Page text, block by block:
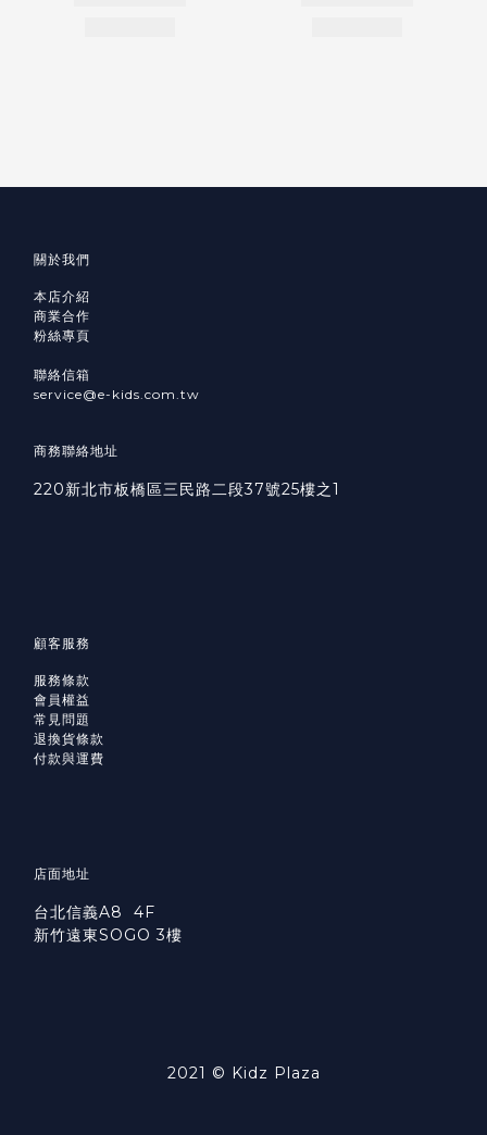
關於我們
本店介紹
商業合作
粉絲專頁
聯絡信箱
service@e-kids.com.tw
商務聯絡地址
220新北市板橋區三民路二段37號25樓之1
顧客服務
服務條款
會員權益
常見問題
退換貨條款
付款與運費
店面地址
台北信義A8 4F
新竹遠東SOGO 3樓
2021 © Kidz Plaza